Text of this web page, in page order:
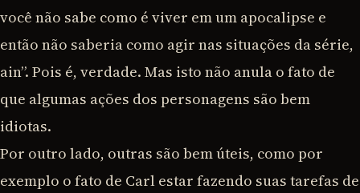
você não sabe como é viver em um apocalipse e
então não saberia como agir nas situações da série,
ain”. Pois é, verdade. Mas isto não anula o fato de
que algumas ações dos personagens são bem
idiotas.
Por outro lado, outras são bem úteis, como por
exemplo o fato de Carl estar fazendo suas tarefas de